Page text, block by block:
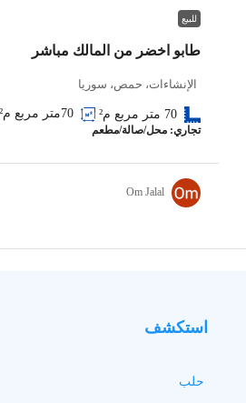
للبيع
طابو اخضر من المالك مباشر
الإنشاءات، حمص، سوريا
70 متر مربع م² 70متر مربع م²
تجاري: محل/صالة/مطعم
Om Jalal
استكشف
حلب